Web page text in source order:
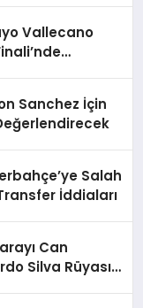
Vallecano
Sanchez İçin
Salah
İddiaları
Can
Silva Rüyası